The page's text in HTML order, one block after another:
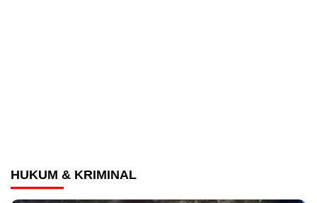
HUKUM & KRIMINAL